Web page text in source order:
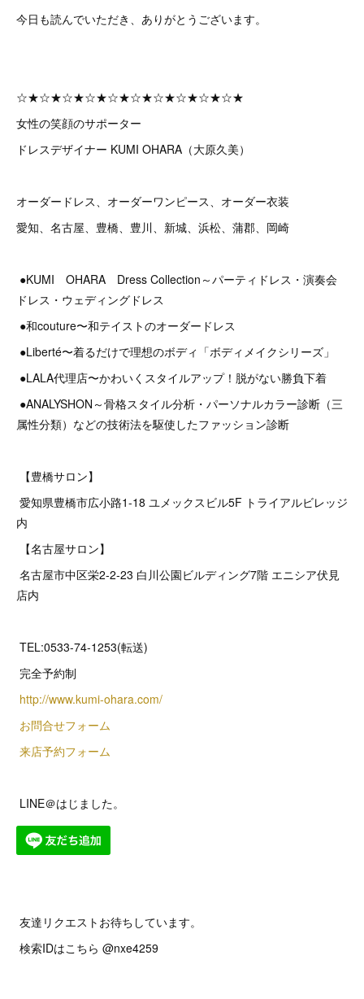
今日も読んでいただき、ありがとうございます。
☆★☆★☆★☆★☆★☆★☆★☆★☆★☆★
女性の笑顔のサポーター
ドレスデザイナー KUMI OHARA（大原久美）
オーダードレス、オーダーワンピース、オーダー衣装
愛知、名古屋、豊橋、豊川、新城、浜松、蒲郡、岡崎
●KUMI OHARA Dress Collection～パーティドレス・演奏会
ドレス・ウェディングドレス
●和couture〜和テイストのオーダードレス
●Liberté〜着るだけで理想のボディ「ボディメイクシリーズ」
●LALA代理店〜かわいくスタイルアップ！脱がない勝負下着
●ANALYSHON～骨格スタイル分析・パーソナルカラー診断（三
属性分類）などの技術法を駆使したファッション診断
【豊橋サロン】
愛知県豊橋市広小路1-18 ユメックスビル5F トライアルビレッジ
内
【名古屋サロン】
名古屋市中区栄2‐2‐23 白川公園ビルディング7階 エニシア伏見
店内
TEL:0533-74-1253(転送)
完全予約制
http://www.kumi-ohara.com/
お問合せフォーム
来店予約フォーム
LINE＠はじました。
友達リクエストお待ちしています。
検索IDはこちら @nxe4259